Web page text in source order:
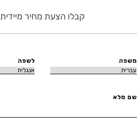
קבלו הצעת מחיר מיידית
משפה לשפה
שם מלא